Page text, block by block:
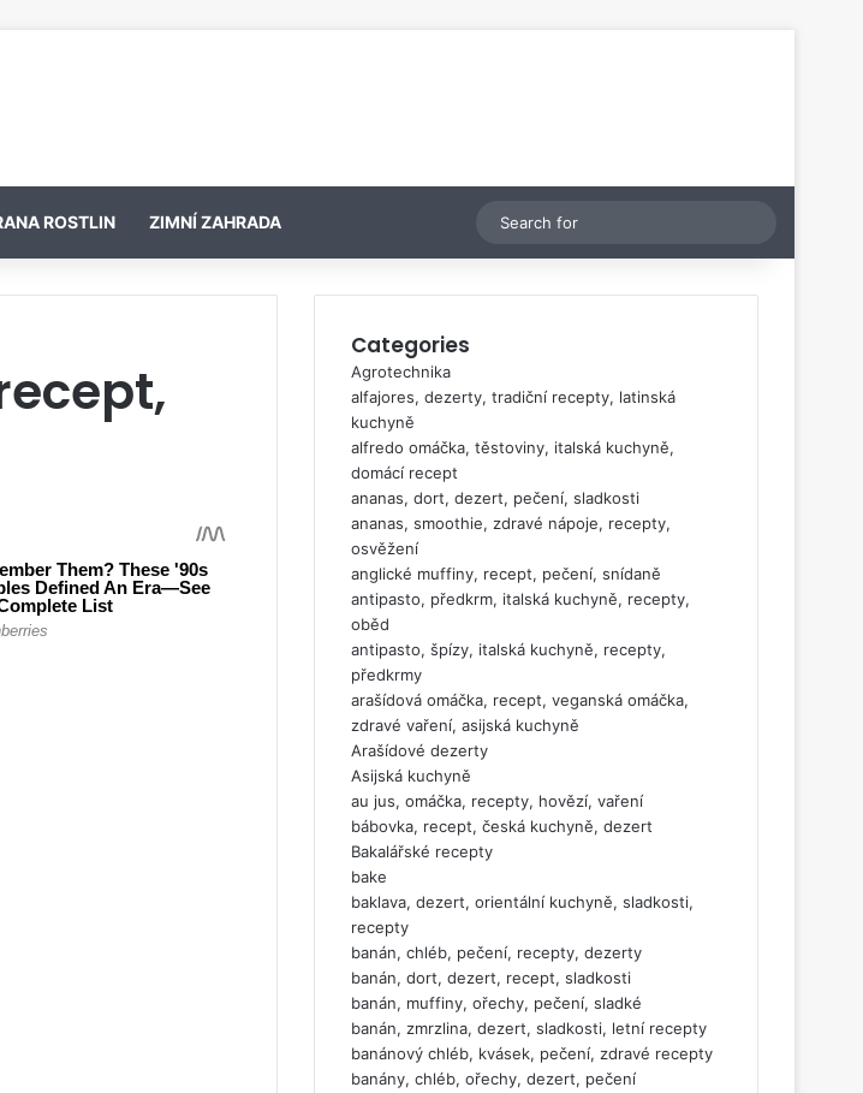
ROSTLIN ZIMNÍ ZAHRADA Switch skin
for
Categories
Agrotechnika
alfajores, dezerty, tradiční recepty, latinská
kuchyně
alfredo omáčka, těstoviny, italská kuchyně,
domácí recept
ananas, dort, dezert, pečení, sladkosti
ananas, smoothie, zdravé nápoje, recepty,
osvěžení
anglické muffiny, recept, pečení, snídaně
antipasto, předkrm, italská kuchyně, recepty,
oběd
antipasto, špízy, italská kuchyně, recepty,
předkrmy
arašídová omáčka, recept, veganská omáčka,
zdravé vaření, asijská kuchyně
Arašídové dezerty
Asijská kuchyně
au jus, omáčka, recepty, hovězí, vaření
bábovka, recept, česká kuchyně, dezert
Bakalářské recepty
bake
baklava, dezert, orientální kuchyně, sladkosti,
recepty
banán, chléb, pečení, recepty, dezerty
banán, dort, dezert, recept, sladkosti
banán, muffiny, ořechy, pečení, sladké
banán, zmrzlina, dezert, sladkosti, letní recepty
banánový chléb, kvásek, pečení, zdravé recepty
banány, chléb, ořechy, dezert, pečení